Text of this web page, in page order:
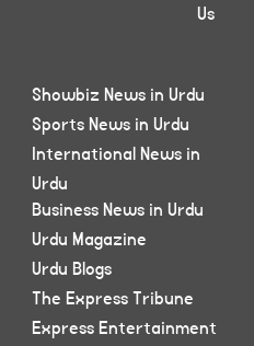
Us
Showbiz News in Urdu
Sports News in Urdu
International News in
Urdu
Business News in Urdu
Urdu Magazine
Urdu Blogs
The Express Tribune
Express Entertainment